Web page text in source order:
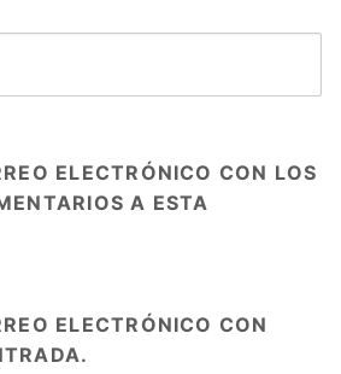
ELECTRÓNICO CON LOS
A ESTA
ELECTRÓNICO CON